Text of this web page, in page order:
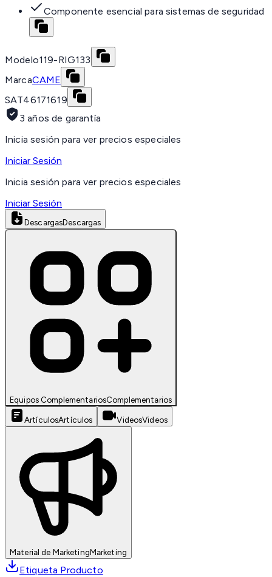
Componente esencial para sistemas de seguridad
Modelo119-RIG133
MarcaCAME
SAT46171619
3 años de garantía
Inicia sesión para ver precios especiales
Iniciar Sesión
Inicia sesión para ver precios especiales
Iniciar Sesión
DescargasDescargas
Equipos ComplementariosComplementarios
ArtículosArtículos VideosVideos
Material de MarketingMarketing
Etiqueta Producto